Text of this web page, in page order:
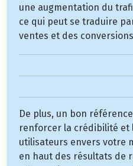
une augmentation du
ce qui peut se traduire
ventes et des
De plus, un bon
renforcer la crédibilité et
utilisateurs envers votre
en haut des résultats de